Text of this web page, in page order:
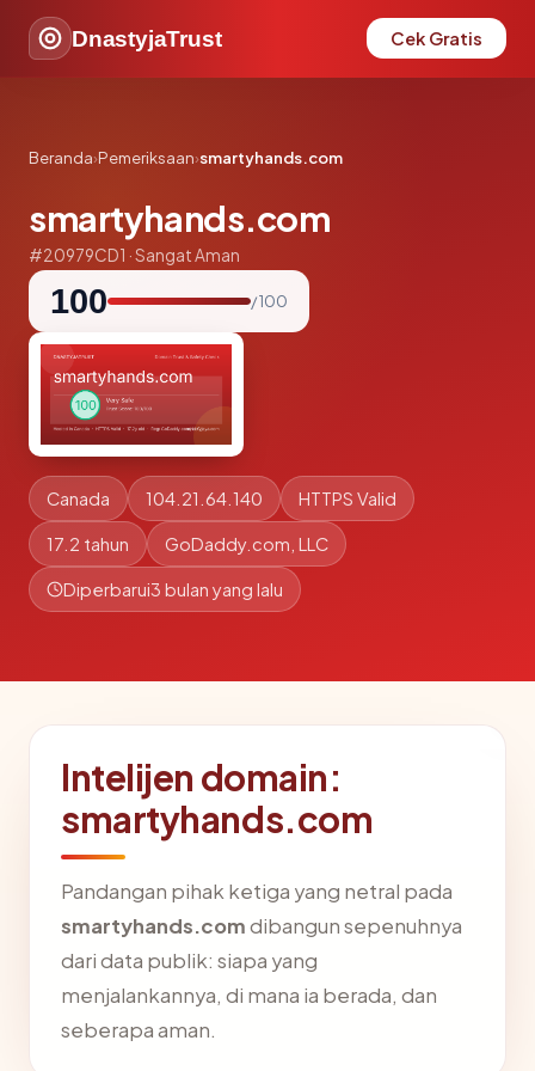
DnastyjaTrust Cek Gratis
Beranda›Pemeriksaan›smartyhands.com
smartyhands.com
#20979CD1 · Sangat Aman
100 / 100
Canada 104.21.64.140 HTTPS Valid
17.2 tahun GoDaddy.com, LLC
Diperbarui3 bulan yang lalu
Intelijen domain:
smartyhands.com
Pandangan pihak ketiga yang netral pada
smartyhands.comdibangun sepenuhnya
dari data publik: siapa yang
menjalankannya, di mana ia berada, dan
seberapa aman.